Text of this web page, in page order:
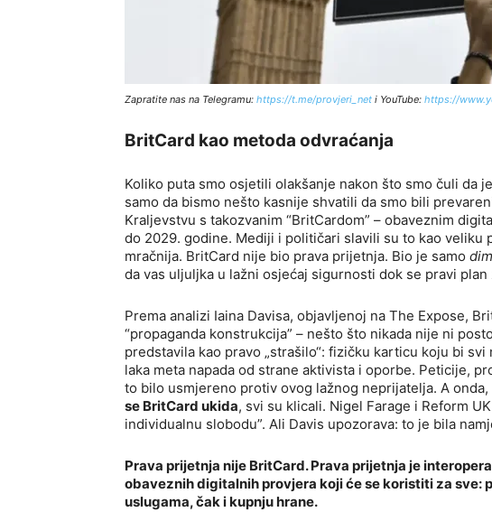
Zapratite nas na Telegramu: https://t.me/provjeri_net i YouTube: https://
BritCard kao metoda odvraćanja
Koliko puta smo osjetili olakšanje nakon što smo čuli da
samo da bismo nešto kasnije shvatili da smo bili
Kraljevstvu s takozvanim “BritCardom” – obaveznim
do 2029. godine. Mediji i političari slavili su to kao veliku
mračnija. BritCard nije bio prava prijetnja. Bio je samo
da vas uljuljka u lažni osjećaj sigurnosti dok se pravi
Prema analizi Iaina Davisa, objavljenoj na The Expose,
“propaganda konstrukcija” – nešto što nikada nije ni
predstavila kao pravo „strašilo“: fizičku karticu koju bi
laka meta napada od strane aktivista i oporbe. Peticije,
to bilo usmjereno protiv ovog lažnog neprijatelja. A onda,
se BritCard ukida, svi su klicali. Nigel Farage i Reform
individualnu slobodu”. Ali Davis upozorava: to je bila
Prava prijetnja nije BritCard. Prava prijetnja je
obaveznih digitalnih provjera koji će se koristiti za sve:
uslugama, čak i kupnju hrane.